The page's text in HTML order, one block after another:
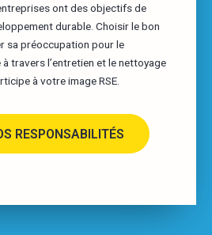
ont des objectifs de
durable. Choisir le bon
sa préoccupation pour le
travers l’entretien et le nettoyage
à votre image RSE.
RESPONSABILITÉS